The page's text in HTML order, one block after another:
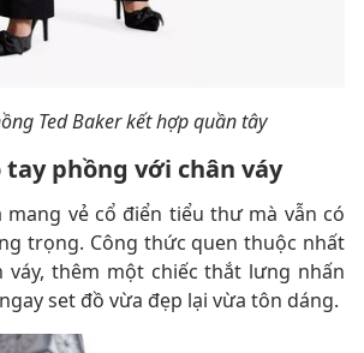
Ted Baker kết hợp quần tây
tay phồng với chân váy
mang vẻ cổ điển tiểu thư mà vẫn có
trọng. Công thức quen thuộc nhất
váy, thêm một chiếc thắt lưng nhấn
set đồ vừa đẹp lại vừa tôn dáng.